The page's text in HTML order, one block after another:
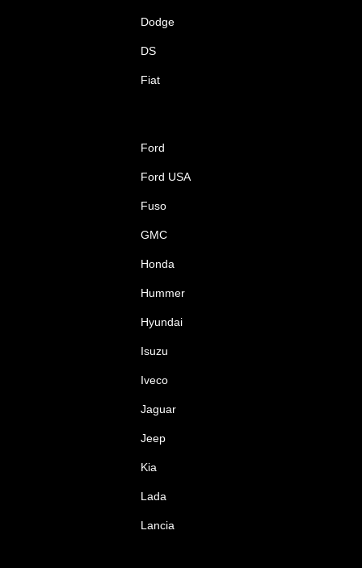
Dodge
DS
Fiat
Ford
Ford USA
Fuso
GMC
Honda
Hummer
Hyundai
Isuzu
Iveco
Jaguar
Jeep
Kia
Lada
Lancia